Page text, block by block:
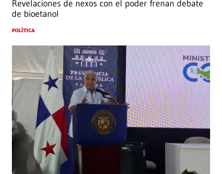
Revelaciones de nexos con el poder frenan debate
de bioetanol
POLÍTICA